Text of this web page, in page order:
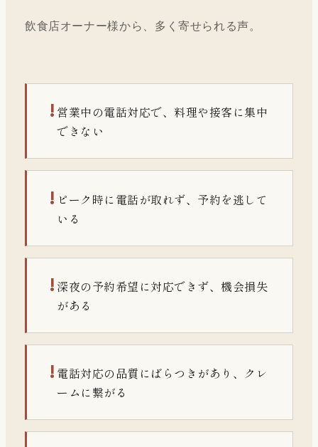
飲食店オーナー様から、多く寄せられる声。
! 営業中の電話対応で、料理や接客に集中
できない
! ピーク時に電話が取れず、予約を逃して
いる
! 深夜の予約希望に対応できず、機会損失
がある
! 電話対応の品質にばらつきがあり、クレ
ームに繋がる